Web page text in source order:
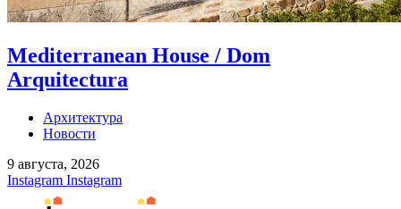
Mediterranean House / Dom
Arquitectura
Архитектура
Новости
9 августа, 2026
Instagram Instagram